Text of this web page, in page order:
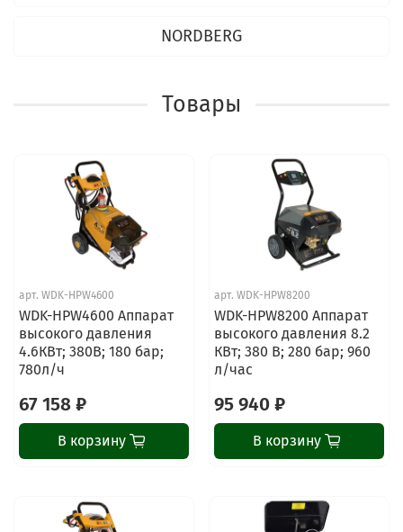
NORDBERG
Товары
арт. WDK-HPW4600
WDK-HPW4600 Аппарат
высокого давления
4.6КВт; 380В; 180 бар;
780л/ч
67 158 ₽
В корзину
арт. WDK-HPW8200
WDK-HPW8200 Аппарат
высокого давления 8.2
КВт; 380 В; 280 бар; 960
л/час
95 940 ₽
В корзину